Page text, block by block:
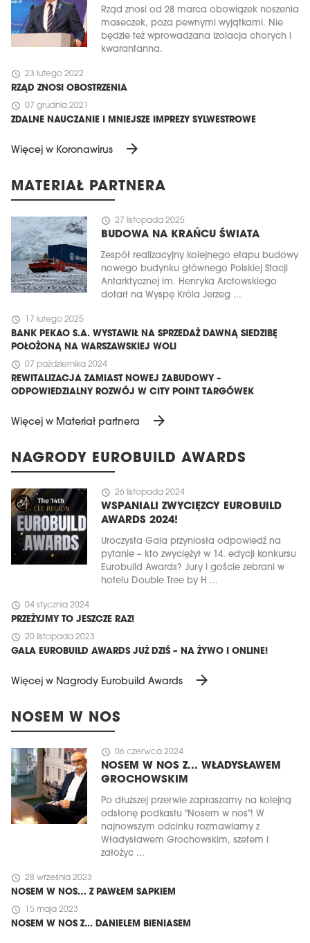
Rząd znosi od 28 marca obowiązek noszenia
maseczek, poza pewnymi wyjątkami. Nie
będzie też wprowadzana izolacja chorych i
kwarantanna.
schedule 23 lutego 2022
RZĄD ZNOSI OBOSTRZENIA
schedule 07 grudnia 2021
ZDALNE NAUCZANIE I MNIEJSZE IMPREZY SYLWESTROWE
Więcej w Koronawirus arrow_forward
MATERIAŁ PARTNERA
schedule 27 listopada 2025
BUDOWA NA KRAŃCU ŚWIATA
Zespół realizacyjny kolejnego etapu budowy
nowego budynku głównego Polskiej Stacji
Antarktycznej im. Henryka Arctowskiego
dotarł na Wyspę Króla Jerzeg ...
schedule 17 lutego 2025
BANK PEKAO S.A. WYSTAWIŁ NA SPRZEDAŻ DAWNĄ SIEDZIBĘ
POŁOŻONĄ NA WARSZAWSKIEJ WOLI
schedule 07 października 2024
REWITALIZACJA ZAMIAST NOWEJ ZABUDOWY –
ODPOWIEDZIALNY ROZWÓJ W CITY POINT TARGÓWEK
Więcej w Materiał partnera arrow_forward
NAGRODY EUROBUILD AWARDS
schedule 26 listopada 2024
WSPANIALI ZWYCIĘZCY EUROBUILD
AWARDS 2024!
Uroczysta Gala przyniosła odpowiedź na
pytanie – kto zwyciężył w 14. edycji konkursu
Eurobuild Awards? Jury i goście zebrani w
hotelu Double Tree by H ...
schedule 04 stycznia 2024
PRZEŻYJMY TO JESZCZE RAZ!
schedule 20 listopada 2023
GALA EUROBUILD AWARDS JUŻ DZIŚ – NA ŻYWO I ONLINE!
Więcej w Nagrody Eurobuild Awards arrow_forward
NOSEM W NOS
schedule 06 czerwca 2024
NOSEM W NOS Z... WŁADYSŁAWEM
GROCHOWSKIM
Po dłuższej przerwie zapraszamy na kolejną
odsłonę podkastu "Nosem w nos"! W
najnowszym odcinku rozmawiamy z
Władysławem Grochowskim, szefem i
założyc ...
schedule 28 września 2023
NOSEM W NOS… Z PAWŁEM SAPKIEM
schedule 15 maja 2023
NOSEM W NOS Z... DANIELEM BIENIASEM